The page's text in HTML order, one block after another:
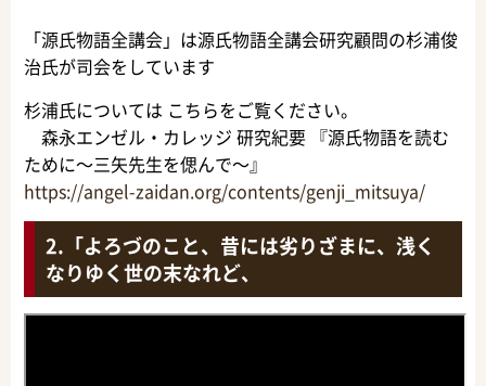
「源氏物語全講会」は源氏物語全講会研究顧問の杉浦俊
治氏が司会をしています
杉浦氏については こちらをご覧ください。
森永エンゼル・カレッジ 研究紀要 『源氏物語を読む
ために～三矢先生を偲んで～』
https://angel-zaidan.org/contents/genji_mitsuya/
「よろづのこと、昔には劣りざまに、浅く
なりゆく世の末なれど、